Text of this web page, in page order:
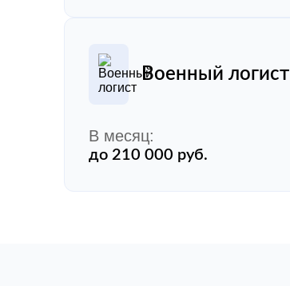
Военный логист
В месяц:
до 210 000 руб.